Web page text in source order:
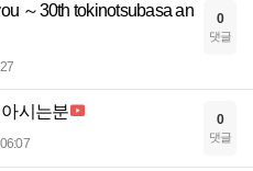
～30th tokinotsubasa an
0
댓글
시는분
06:07
0
댓글